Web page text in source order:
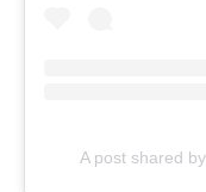
A post shared